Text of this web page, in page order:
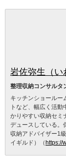
岩佐弥生（い
整理収納コンサルタ
キッチンショールー
トなど、幅広く活
かりやすい収納セミ
デュースしている。
収納アドバイザー1
イギルド）（ https://